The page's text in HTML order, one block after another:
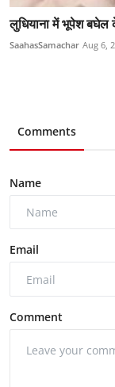
लुधियाना में भूपेश बघेल
SaahasSamachar Aug 6,
Comments
Name
Email
Comment